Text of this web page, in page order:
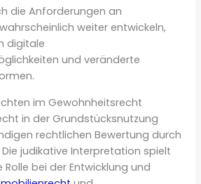
die Anforderungen an
weiter entwickeln,
digitale
und veränderte
im Gewohnheitsrecht
in der Grundstücksnutzung
rechtlichen Bewertung durch
judikative Interpretation spielt
bei der Entwicklung und